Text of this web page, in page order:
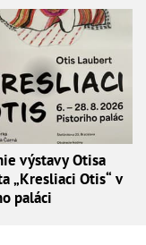
výstavy Otisa
„Kresliaci Otis“ v
paláci